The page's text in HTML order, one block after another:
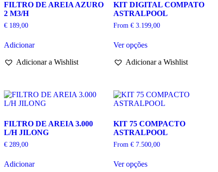
FILTRO DE AREIA AZURO
2 M3/H
€ 189,00
Adicionar
Adicionar a Wishlist
KIT DIGITAL COMPATO
ASTRALPOOL
From €3.199,00
Ver opçõesproduct
multiple
may
be
on
the
product
page
Adicionar a Wishlist
FILTRO DE AREIA 3.000
L/H JILONG
€ 289,00
Adicionar
KIT 75 COMPACTO
ASTRALPOOL
From €7.500,00
Ver opçõesproduct